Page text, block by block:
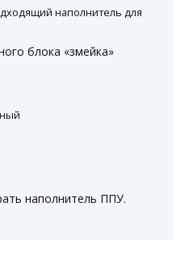
наполнитель для
блока «змейка»
наполнитель ППУ.